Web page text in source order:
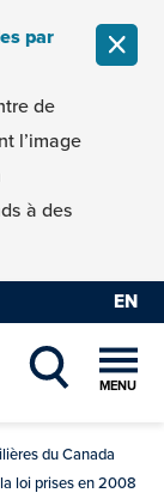
par
de
l’image
à des
EN
MENU
du Canada
loi prises en 2008